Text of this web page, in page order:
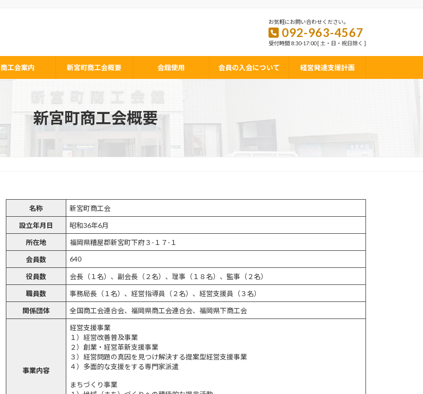
お気軽にお問い合わせください。
092-963-4567
受付時間 8:30-17:00 [ 土・日・祝日除く ]
商工会案内 新宮町商工会概要 会館使用 会員の入会について 経営発達支援計画
新宮町商工会概要
名称 新宮町商工会
設立年月日 昭和36年6月
所在地 福岡県糟屋郡新宮町下府３-１７-１
会員数 640
役員数 会長（１名）、副会長（２名）、理事（１８名）、監事（２名）
職員数 事務局長（１名）、経営指導員（２名）、経営支援員（３名）
関係団体 全国商工会連合会、福岡県商工会連合会、福岡県下商工会
事業内容
経営支援事業
１）経営改善普及事業
２）創業・経営革新支援事業
３）経営問題の真因を見つけ解決する提案型経営支援事業
４）多面的な支援をする専門家派遣
まちづくり事業